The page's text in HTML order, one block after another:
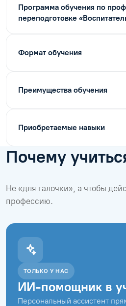
Программа обучения по
переподготовке
Формат обучения
Преимущества обучения
Приобретаемые навыки
Почему
Не «для галочки», а чтобы
профессию.
ТОЛЬКО У НАС
ИИ-помощник в
Персональный ассистент